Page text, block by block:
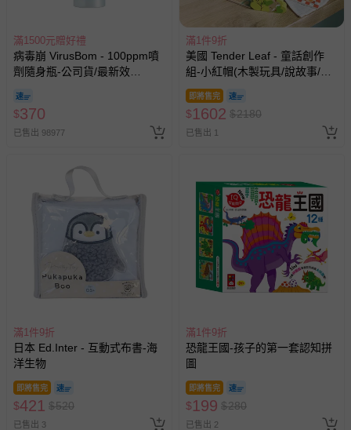
滿1500元贈好禮
病毒崩 VirusBom - 100ppm噴
劑隨身瓶-公司貨/最新效
$370
已售出 98977
滿1件9折
美國 Tender Leaf - 童話創作
組-小紅帽(木製玩具/說故事/教
育益智)
即將售完
$1602 $2180
已售出 1
滿1件9折
日本 Ed.Inter - 互動式布書-海
洋生物
即將售完
$421 $520
已售出 3
滿1件9折
恐龍王國-孩子的第一套認知拼
圖
即將售完
$199 $280
已售出 2